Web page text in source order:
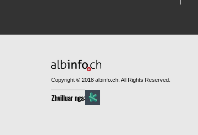
Copyright © 2018 albinfo.ch. All Rights Reserved.
Zhvilluar nga: